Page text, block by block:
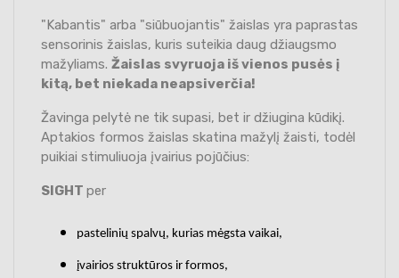
"Kabantis" arba "siūbuojantis" žaislas yra paprastas
sensorinis žaislas, kuris suteikia daug džiaugsmo
mažyliams. Žaislas svyruoja iš vienos pusės į
kitą, bet niekada neapsiverčia!
Žavinga pelytė ne tik supasi, bet ir džiugina kūdikį.
Aptakios formos žaislas skatina mažylį žaisti, todėl
puikiai stimuliuoja įvairius pojūčius:
SIGHT per
pastelinių spalvų, kurias mėgsta vaikai,
įvairios struktūros ir formos,